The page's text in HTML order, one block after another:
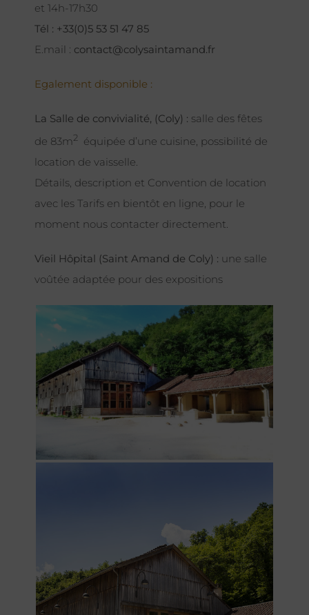
et 14h-17h30
Tél : +33(0)5 53 51 47 85
E.mail : contact@colysaintamand.fr
Egalement disponible :
La Salle de convivialité, (Coly) : salle des fêtes
de 83m2 équipée d’une cuisine, possibilité de
location de vaisselle.
Détails, description et Convention de location
avec les Tarifs en bientôt en ligne, pour le
moment nous contacter directement.
Vieil Hôpital (Saint Amand de Coly) : une salle
voûtée adaptée pour des expositions